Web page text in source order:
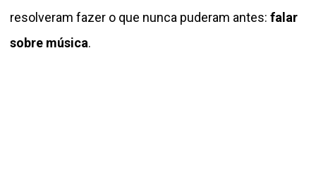
resolveram fazer o que nunca puderam antes: falar
sobre música.